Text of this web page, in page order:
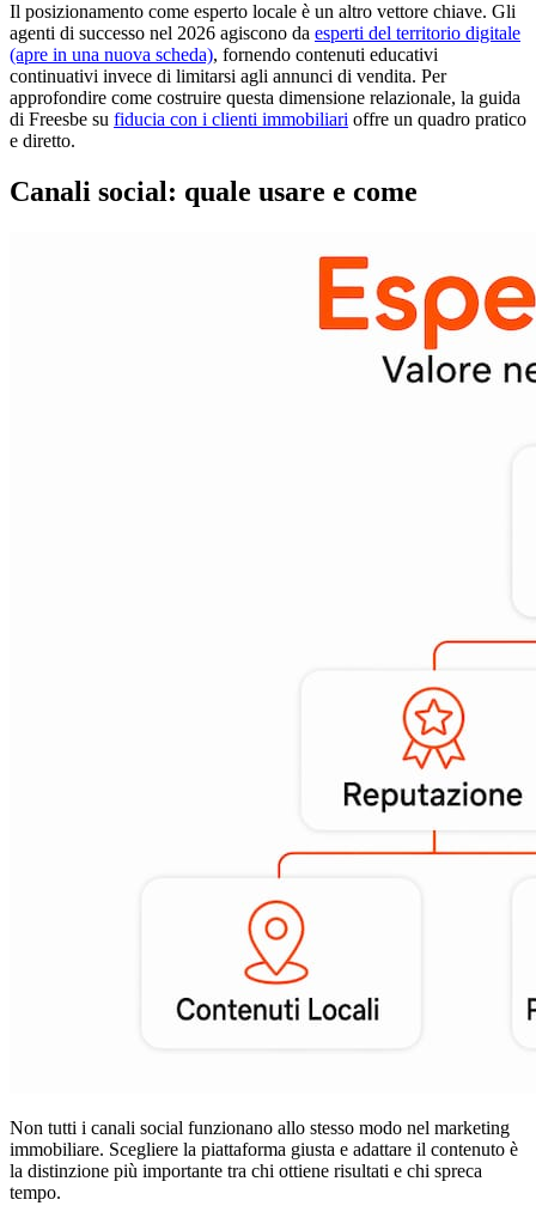
Il posizionamento come esperto locale è un altro vettore chiave. Gli
agenti di successo nel 2026 agiscono da esperti del territorio digitale
(apre in una nuova scheda), fornendo contenuti educativi
continuativi invece di limitarsi agli annunci di vendita. Per
approfondire come costruire questa dimensione relazionale, la guida
di Freesbe su fiducia con i clienti immobiliari offre un quadro pratico
e diretto.
Canali social: quale usare e come
Non tutti i canali social funzionano allo stesso modo nel marketing
immobiliare. Scegliere la piattaforma giusta e adattare il contenuto è
la distinzione più importante tra chi ottiene risultati e chi spreca
tempo.